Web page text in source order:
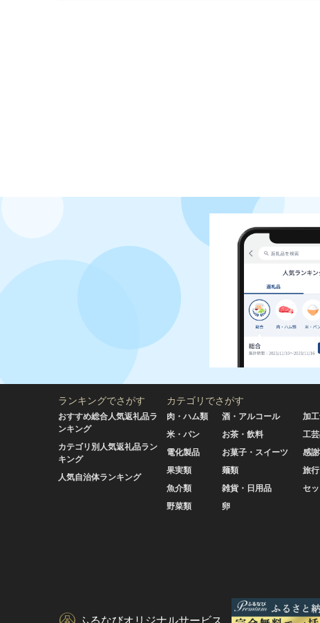
ランキングでさがす
おすすめ総合人気返礼品ラ
ンキング
カテゴリ別人気返礼品ラン
キング
人気自治体ランキング
カテゴリでさがす
肉・ハム類
米・パン
電化製品
果実類
魚介類
野菜類
酒・アルコール
お茶・飲料
お菓子・スイーツ
麺類
雑貨・日用品
卵
加
工
感
旅
セ